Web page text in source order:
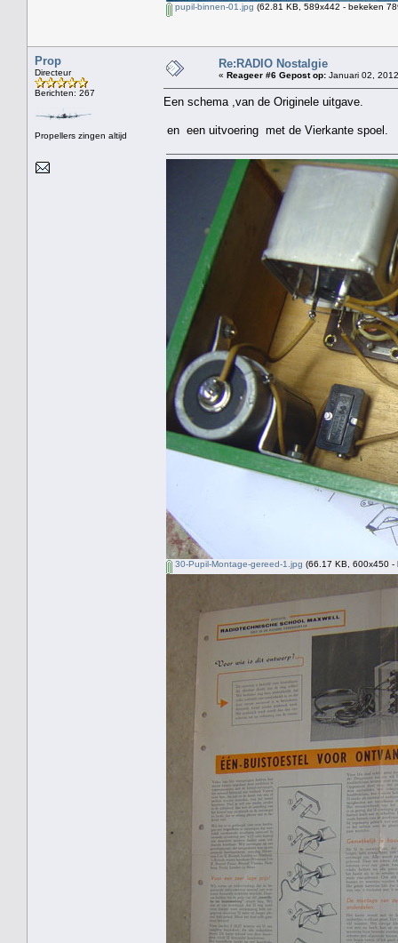
pupil-binnen-01.jpg (62.81 KB, 589x442 - bekeken
Prop
Directeur
Berichten: 267
Propellers zingen altijd
Re:RADIO Nostalgie
« Reageer #6 Gepost op: Januari 02,
Een schema ,van de Originele uitgave.
en een uitvoering met de Vierkante spoel.
30-Pupil-Montage-gereed-1.jpg (66.17 KB, 600x450 -